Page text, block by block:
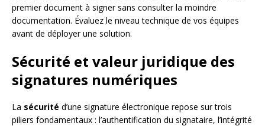
premier document à signer sans consulter la moindre
documentation. Évaluez le niveau technique de vos équipes
avant de déployer une solution.
Sécurité et valeur juridique des
signatures numériques
La sécurité d’une signature électronique repose sur trois
piliers fondamentaux : l’authentification du signataire, l’intégrité